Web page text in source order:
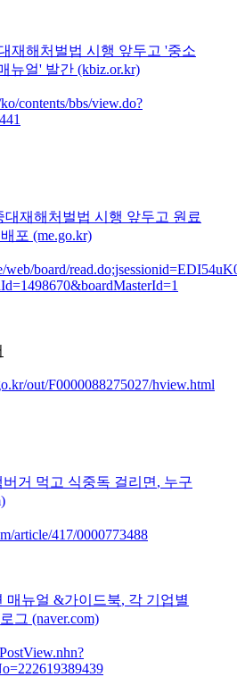
재해처벌법 시행 앞두고 '중소
뉴얼' 발간 (kbiz.or.kr)
contents/bbs/view.do?
대재해처벌법 시행 앞두고 원료
포 (me.go.kr)
web/board/
out/F0000088275027/hview.html
버거 먹고 식중독 걸리면 , 누구
article/417/0000773488
매뉴얼 &가이드북, 각 기업별
그 (naver.com)